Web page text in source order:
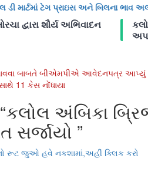
ડી માર્ટમાં ટેગ પ્રાઇસ અને બિલના ભાવ
દ્વારા શૌર્ય અભિવાદન
બાબતે બીએમપીએ આવેદનપત્ર આપ્યું
11 કેસ નોંધાયા
કલોલ અંબિકા
સર્જાયો ”
રૂટ જુઓ હવે નકશામાં,અહીં ક્લિક કરો